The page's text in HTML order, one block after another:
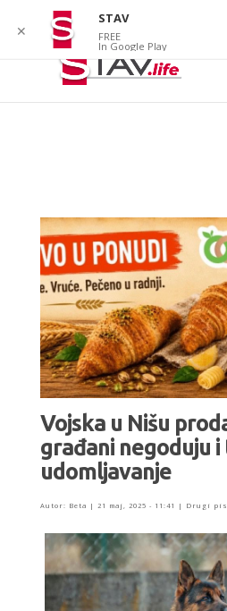
Vojska u Nišu
građani negoduju
udomljavanje
Autor: Beta | 21 maj, 2025 - 11:41 | Drugi
✕
STAV
FREE
In Google Play